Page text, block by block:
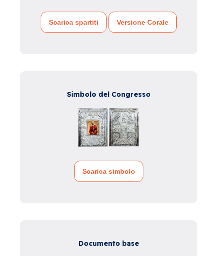
Scarica spartiti Versione Corale
Simbolo del Congresso
Scarica simbolo
Documento base